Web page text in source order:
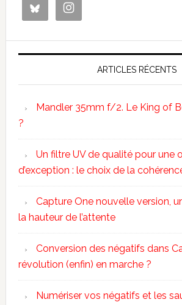
ARTICLES RÉCENTS
Mandler 35mm f/2. Le King of
?
Un filtre UV de qualité pour une
d’exception : le choix de la
Capture One nouvelle version,
la hauteur de l’attente
Conversion des négatifs dans
révolution (enfin) en marche ?
Numériser vos négatifs et les